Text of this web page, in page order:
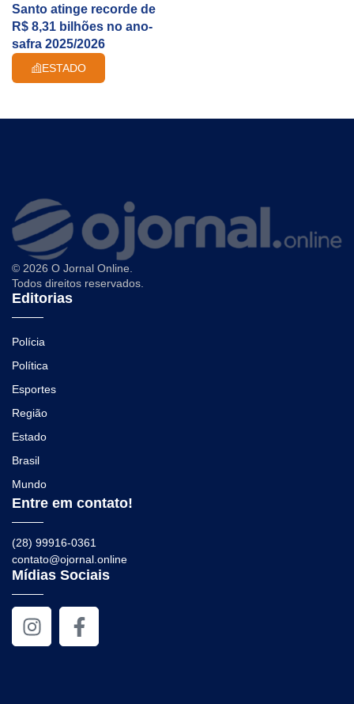
Santo atinge recorde de
R$ 8,31 bilhões no ano-
safra 2025/2026
ESTADO
© 2026 O Jornal Online.
Todos direitos reservados.
Editorias
Polícia
Política
Esportes
Região
Estado
Brasil
Mundo
Entre em contato!
(28) 99916-0361
contato@ojornal.online
Mídias Sociais